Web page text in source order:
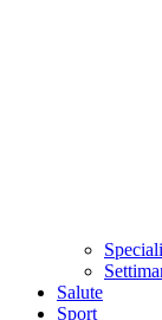
Speciali
Salute
Sport